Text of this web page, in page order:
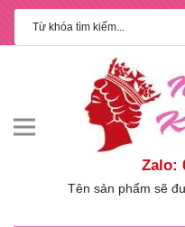
Zalo:
Tên sản phẩm sẽ